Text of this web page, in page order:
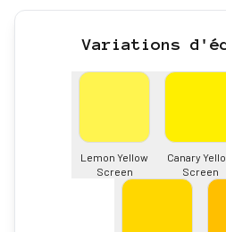
Variations
Lemon Yellow
Screen
Canary
Screen